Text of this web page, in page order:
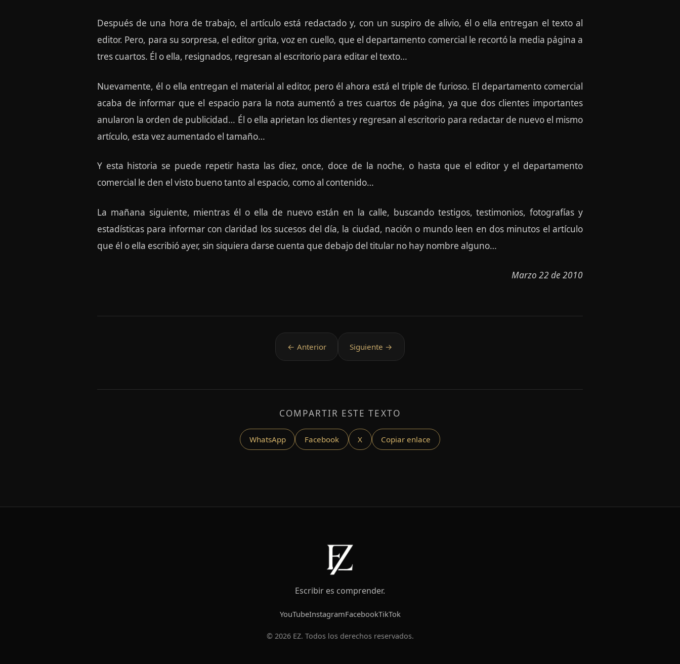
Después de una hora de trabajo, el artículo está redactado y, con un suspiro de alivio, él o ella entregan el texto al
editor. Pero, para su sorpresa, el editor grita, voz en cuello, que el departamento comercial le recortó la media página a
tres cuartos. Él o ella, resignados, regresan al escritorio para editar el texto…
Nuevamente, él o ella entregan el material al editor, pero él ahora está el triple de furioso. El departamento comercial
acaba de informar que el espacio para la nota aumentó a tres cuartos de página, ya que dos clientes importantes
anularon la orden de publicidad… Él o ella aprietan los dientes y regresan al escritorio para redactar de nuevo el mismo
artículo, esta vez aumentado el tamaño…
Y esta historia se puede repetir hasta las diez, once, doce de la noche, o hasta que el editor y el departamento
comercial le den el visto bueno tanto al espacio, como al contenido…
La mañana siguiente, mientras él o ella de nuevo están en la calle, buscando testigos, testimonios, fotografías y
estadísticas para informar con claridad los sucesos del día, la ciudad, nación o mundo leen en dos minutos el artículo
que él o ella escribió ayer, sin siquiera darse cuenta que debajo del titular no hay nombre alguno…
Marzo 22 de 2010
COMPARTIR ESTE TEXTO
WhatsApp Facebook X Copiar enlace
Escribir es comprender.
YouTubeInstagramFacebookTikTok
© 2026 EZ. Todos los derechos reservados.